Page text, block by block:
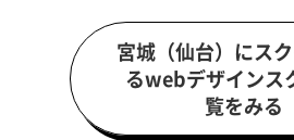
宮城（仙台）にス
るwebデザインス
覧をみる